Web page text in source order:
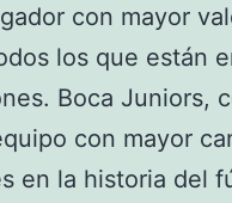
con mayor
los que están
Boca Juniors,
con mayor
en la historia del